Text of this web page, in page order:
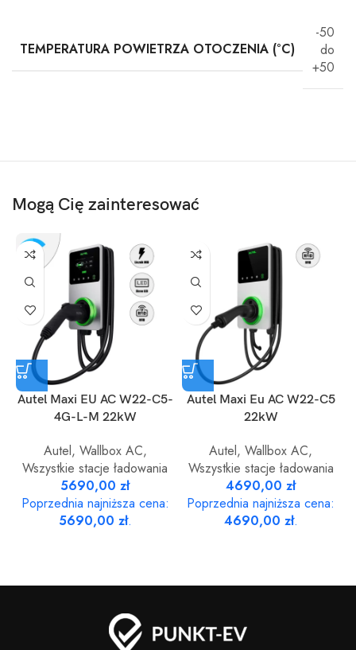
TEMPERATURA POWIETRZA OTOCZENIA (°C)
-50
do
+50
Mogą Cię zainteresować
Autel Maxi EU AC W22-C5-
4G-L-M 22kW
Autel, Wallbox AC,
Wszystkie stacje ładowania
5690,00 zł
Poprzednia najniższa cena:
5690,00 zł.
Autel Maxi Eu AC W22-C5
22kW
Autel,Wallbox AC,
Wszystkie stacje ładowania
4690,00zł
Poprzednia najniższa cena:
4690,00 zł.